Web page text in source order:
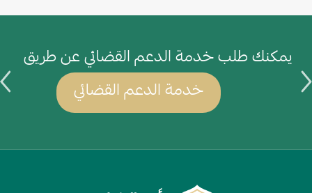
يمكنك طلب خدمة الدعم القضائي عن طريق
خدمة الدعم القضائي